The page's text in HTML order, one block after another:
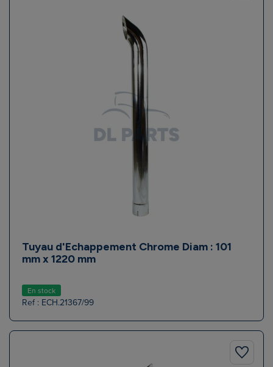
Tuyau d'Echappement Chrome Diam : 101
mm x 1220 mm
En stock
Ref : ECH.21367/99